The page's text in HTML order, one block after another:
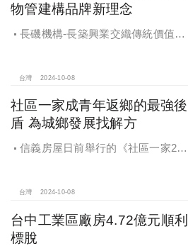
物管建構品牌新理念
長磯機構-長築興業交織傳統價值與
家邸「長築白樓1」
台灣 2024-10-08
社區一家成青年返鄉的最強後
盾 為城鄉發展找解方
信義房屋日前舉行的《社區一家20
彰化鬆勢三日節策展人劉孟豪分享他
家鄉帶來改變和發展的故事。
台灣 2024-10-08
台中工業區廠房4.72億元順利
標脫